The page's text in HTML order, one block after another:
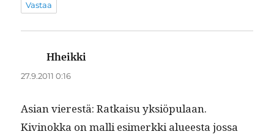
Vastaa
Hheikki
27.9.2011 0:16
Asian vier­estä: Ratkaisu yksiöpulaan.
Kivi­nok­ka on malli esimerk­ki alueesta jos­sa